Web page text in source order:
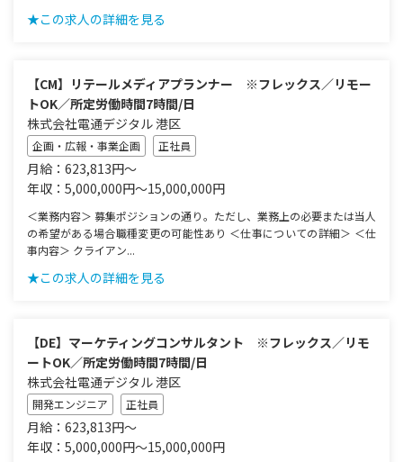
★この求人の詳細を見る
【CM】リテールメディアプランナー ※フレックス／リモー
トOK／所定労働時間7時間/日
株式会社電通デジタル 港区
企画・広報・事業企画 正社員
月給：623,813円～
年収：5,000,000円～15,000,000円
＜業務内容＞ 募集ポジションの通り。ただし、業務上の必要または当人
の希望がある場合職種変更の可能性あり ＜仕事についての詳細＞ ＜仕
事内容＞ クライアン...
★この求人の詳細を見る
【DE】マーケティングコンサルタント ※フレックス／リモ
ートOK／所定労働時間7時間/日
株式会社電通デジタル 港区
開発エンジニア 正社員
月給：623,813円～
年収：5,000,000円～15,000,000円